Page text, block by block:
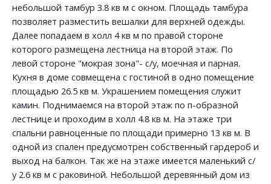
небольшой тамбур 3.8 кв м с окном. Площадь тамбура
позволяет разместить вешалки для верхней одежды.
Далее попадаем в холл 4 кв м по правой стороне
которого размещена лестница на второй этаж. По
левой стороне "мокрая зона"- с/у, моечная и парная.
Кухня в доме совмещена с гостиной в одно помещение
площадью 26.5 кв м. Украшением помещения служит
камин. Поднимаемся на второй этаж по п-образной
лестнице и проходим в холл 4.8 кв м. На этаже три
спальни равноценные по площади примерно 13 кв м. В
одной из спален предусмотрен собственный гардероб и
выход на балкон. Так же на этаже имеется маленький с/
у 2.6 кв м с раковиной. Небольшой деревянный дом из